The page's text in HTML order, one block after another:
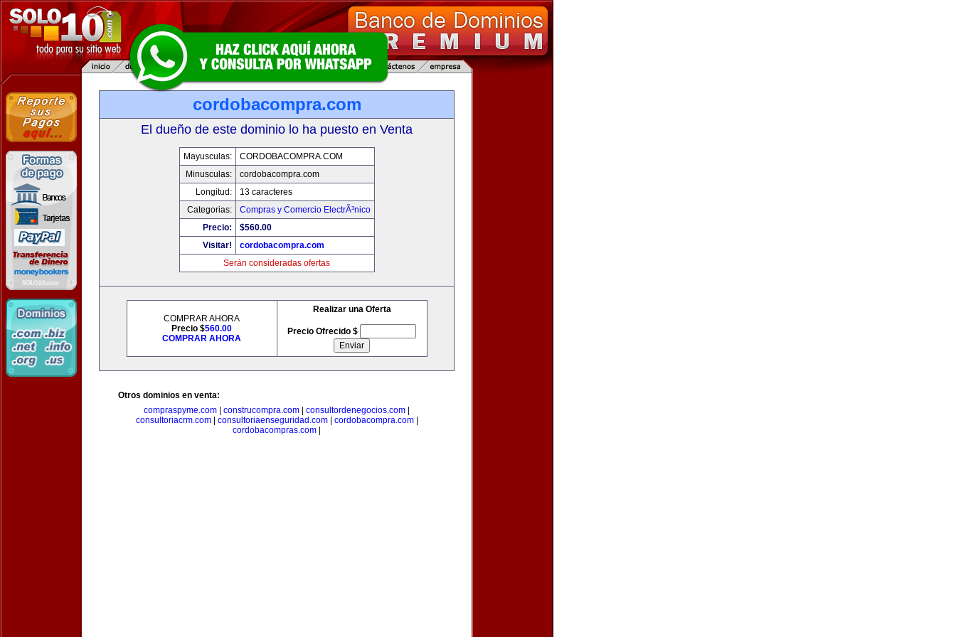
cordobacompra.com
El dueño de este dominio lo ha puesto en Venta
Mayusculas:
CORDOBACOMPRA.COM
Minusculas:
cordobacompra.com
Longitud:
13 caracteres
Categorias:
Compras y Comercio ElectrÃ³nico
Precio:
$560.00
Visitar!
cordobacompra.com
Serán consideradas ofertas
COMPRAR AHORA
Precio $560.00
COMPRAR AHORA
Realizar una Oferta
Precio Ofrecido $
Otros dominios en venta:
compraspyme.com
construcompra.com consultordenegocios.com
consultoriacrm.com| consultoriaenseguridad.com| cordobacompra.com|
cordobacompras.com